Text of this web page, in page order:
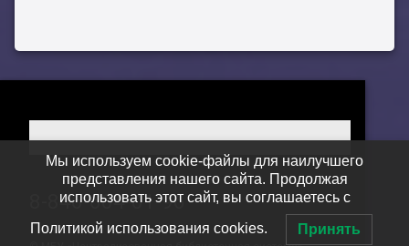
Тел:
8-846-604-01-96
Мы используем cookie-файлы для наилучшего
представления нашего сайта. Продолжая
использовать этот сайт, вы соглашаетесь с
Политикой использования cookies. Принять